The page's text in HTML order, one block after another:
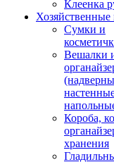
Клеенка
Хозяйственные
Сумки и
Вешалки
Короба,
хранения